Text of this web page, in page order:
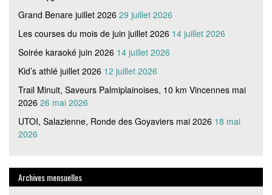
Grand Benare juillet 2026 29 juillet 2026
Les courses du mois de juin juillet 2026 14 juillet 2026
Soirée karaoké juin 2026 14 juillet 2026
Kid’s athlé juillet 2026 12 juillet 2026
Trail Minuit, Saveurs Palmiplainoises, 10 km Vincennes mai
2026 26 mai 2026
UTOI, Salazienne, Ronde des Goyaviers mai 2026 18 mai
2026
Archives mensuelles